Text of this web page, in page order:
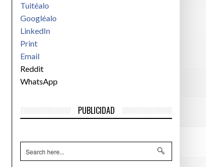
Tuitéalo
Googléalo
LinkedIn
Print
Email
Reddit
WhatsApp
PUBLICIDAD